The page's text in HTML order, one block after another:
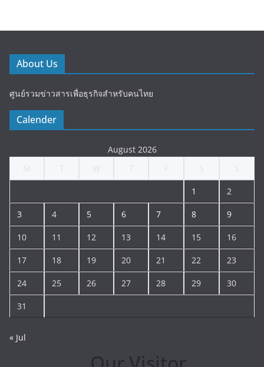
About Us
ศูนย์รวมข่าวสารเพื่อธุรกิจสำหรับคนไทย
Calender
August 2026
1 2
3 4 5 6 7 8 9
10 11 12 13 14 15 16
17 18 19 20 21 22 23
24 25 26 27 28 29 30
31
« Jul